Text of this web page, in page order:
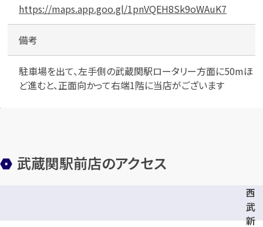
メールで無料相談する
https://maps.app.goo.gl/1pnVQEH8Sk9oWAuK7
備考
駐車場を出て、左手側の武蔵関駅ロータリー方面に50mほ
ど進むと、正面向かって右端1階に当店がございます
武蔵関駅前店のアクセス
西
武
新